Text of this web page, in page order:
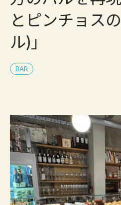
とピンチョス
ル)」
BAR